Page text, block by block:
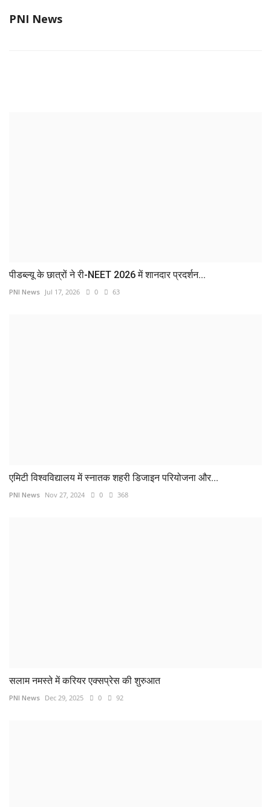
PNI News
पीडब्ल्यू के छात्रों ने री-NEET 2026 में शानदार प्रदर्शन...
PNI News Jul 17, 2026 0 63
एमिटी विश्वविद्यालय में स्नातक शहरी डिजाइन परियोजना और...
PNI News Nov 27, 2024 0 368
सलाम नमस्ते में करियर एक्सप्रेस की शुरुआत
PNI News Dec 29, 2025 0 92